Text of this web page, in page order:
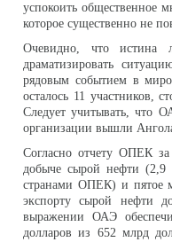
успокоить общественное
которое существенно не
Очевидно, что истина
драматизировать
рядовым событием в
осталось 11 участников,
Следует учитывать, что
организации вышли
Согласно отчету ОПЕК
добыче сырой нефти (2,9
странами ОПЕК) и пятое
экспорту сырой нефти
выражении ОАЭ
долларов из 652 млрд